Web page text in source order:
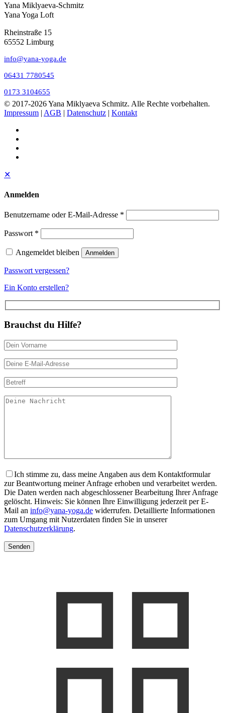
Yana Miklyaeva-Schmitz
Yana Yoga Loft
Rheinstraße 15
65552 Limburg
info@yana-yoga.de
06431 7780545
0173 3104655
© 2017-2026 Yana Miklyaeva Schmitz. Alle Rechte vorbehalten.
Impressum | AGB | Datenschutz | Kontakt
✕
Anmelden
Benutzername oder E-Mail-Adresse *
Passwort *
Angemeldet bleiben Anmelden
Passwort vergessen?
Ein Konto erstellen?
Brauchst du Hilfe?
Ich stimme zu, dass meine Angaben aus dem Kontaktformular
zur Beantwortung meiner Anfrage erhoben und verarbeitet werden.
Die Daten werden nach abgeschlossener Bearbeitung Ihrer Anfrage
gelöscht. Hinweis: Sie können Ihre Einwilligung jederzeit per E-
Mail an info@yana-yoga.de widerrufen. Detaillierte Informationen
zum Umgang mit Nutzerdaten finden Sie in unserer
Datenschutzerklärung.